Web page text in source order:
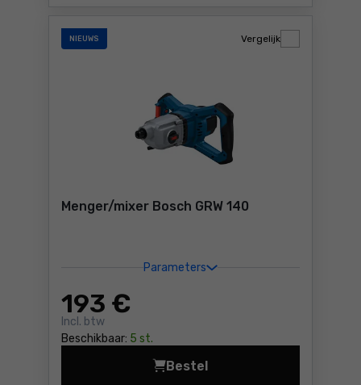
NIEUWS
Menger/mixer Bosch GRW 140
Parameters
193 €
Incl. btw
Beschikbaar: 5 st.
Vergelijk
Bestel
Menger/mixer Bosch GRW